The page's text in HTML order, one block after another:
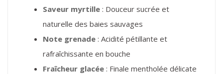
Saveur myrtille : Douceur sucrée et
naturelle des baies sauvages
Note grenade : Acidité pétillante et
rafraîchissante en bouche
Fraîcheur glacée : Finale mentholée délicate